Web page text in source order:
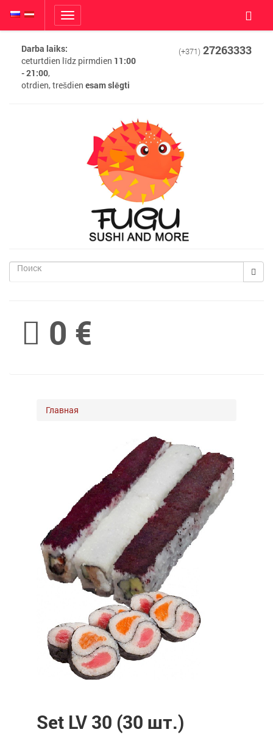
Toggle
navigation
Darba laiks:
ceturtdien līdz pirmdien 11:00
- 21:00,
otrdien, trešdien esam slēgti
(+371) 27263333
BetWest
0 €
Главная
Set LV 30 (30 шт.)